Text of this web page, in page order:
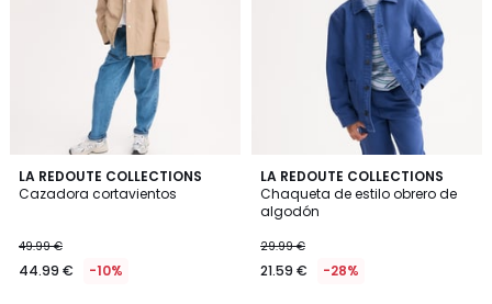
LA REDOUTE COLLECTIONS
Cazadora cortavientos
€
en
49.99 €
44.99 € -10%
LA REDOUTE COLLECTIONS
Chaqueta de estilo obrero de
algodón
29.99 €
21.59 € -28%
1
/
5